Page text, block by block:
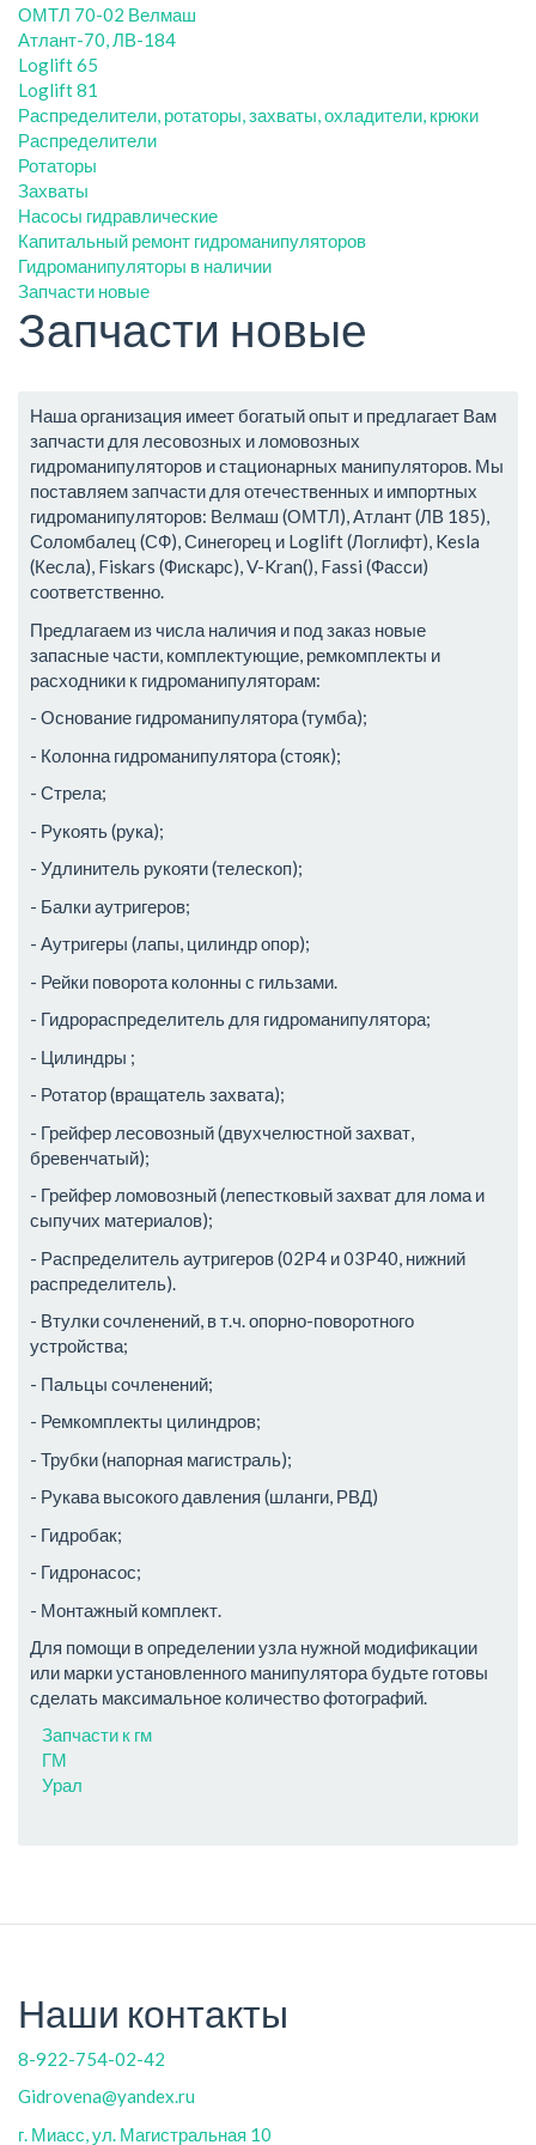
ОМТЛ 70-02 Велмаш
Атлант-70, ЛВ-184
Loglift 65
Loglift 81
Распределители, ротаторы, захваты, охладители, крюки
Распределители
Ротаторы
Захваты
Насосы гидравлические
Капитальный ремонт гидроманипуляторов
Гидроманипуляторы в наличии
Запчасти новые
Запчасти новые
Наша организация имеет богатый опыт и предлагает Вам
запчасти для лесовозных и ломовозных
гидроманипуляторов и стационарных манипуляторов. Мы
поставляем запчасти для отечественных и импортных
гидроманипуляторов: Велмаш (ОМТЛ), Атлант (ЛВ 185),
Соломбалец (СФ), Синегорец и Loglift (Логлифт), Kesla
(Кесла), Fiskars (Фискарс), V-Kran(), Fassi (Фасси)
соответственно.
Предлагаем из числа наличия и под заказ новые
запасные части, комплектующие, ремкомплекты и
расходники к гидроманипуляторам:
- Основание гидроманипулятора (тумба);
- Колонна гидроманипулятора (стояк);
- Стрела;
- Рукоять (рука);
- Удлинитель рукояти (телескоп);
- Балки аутригеров;
- Аутригеры (лапы, цилиндр опор);
- Рейки поворота колонны с гильзами.
- Гидрораспределитель для гидроманипулятора;
- Цилиндры ;
- Ротатор (вращатель захвата);
- Грейфер лесовозный (двухчелюстной захват,
бревенчатый);
- Грейфер ломовозный (лепестковый захват для лома и
сыпучих материалов);
- Распределитель аутригеров (02P4 и 03P40, нижний
распределитель).
- Втулки сочленений, в т.ч. опорно-поворотного
устройства;
- Пальцы сочленений;
- Ремкомплекты цилиндров;
- Трубки (напорная магистраль);
- Рукава высокого давления (шланги, РВД)
- Гидробак;
- Гидронасос;
- Монтажный комплект.
Для помощи в определении узла нужной модификации
или марки установленного манипулятора будьте готовы
сделать максимальное количество фотографий.
Запчасти к гм
ГМ
Урал
Наши контакты
8-922-754-02-42
Gidrovena@yandex.ru
г. Миасс, ул. Магистральная 10